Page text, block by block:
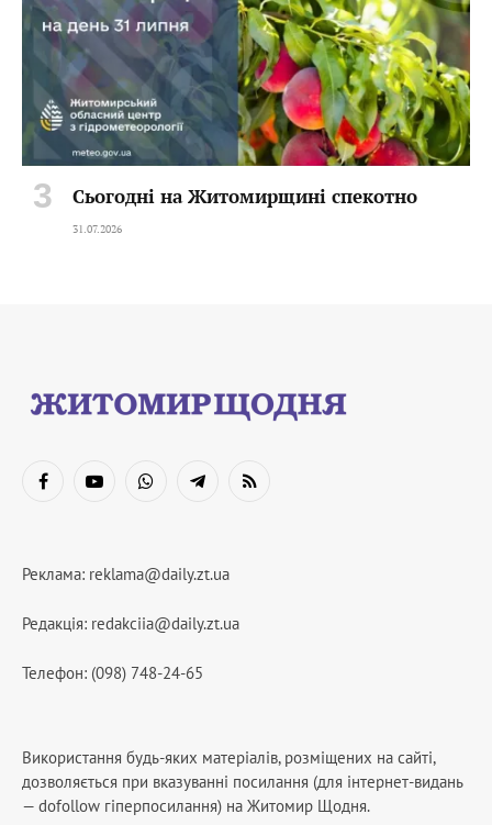
Сьогодні на Житомирщині спекотно
31.07.2026
FacebookYouTubeWhatsAppTelegramRSS
Реклама: reklama@daily.zt.ua
Редакція: redakciia@daily.zt.ua
Телефон: (098) 748-24-65
Використання будь-яких матеріалів, розміщених на сайті,
дозволяється при вказуванні посилання (для інтернет-видань
— dofollow гіперпосилання) на Житомир Щодня.